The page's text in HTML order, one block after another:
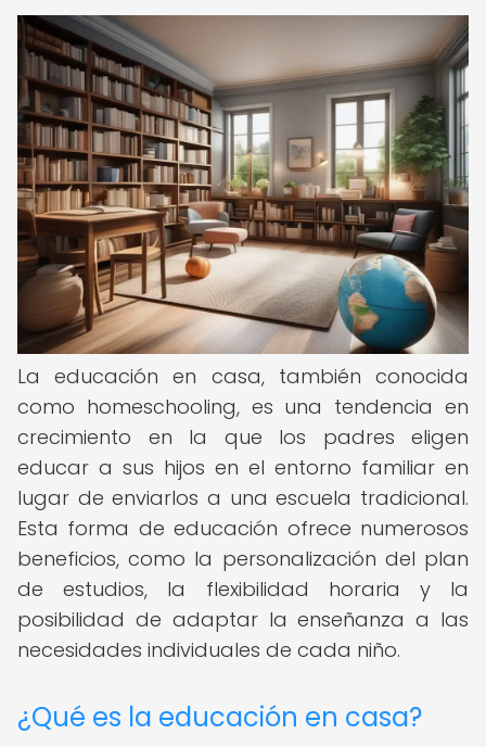
La educación en casa, también conocida
como homeschooling, es una tendencia en
crecimiento en la que los padres eligen
educar a sus hijos en el entorno familiar en
lugar de enviarlos a una escuela tradicional.
Esta forma de educación ofrece numerosos
beneficios, como la personalización del plan
de estudios, la flexibilidad horaria y la
posibilidad de adaptar la enseñanza a las
necesidades individuales de cada niño.
¿Qué es la educación en casa?